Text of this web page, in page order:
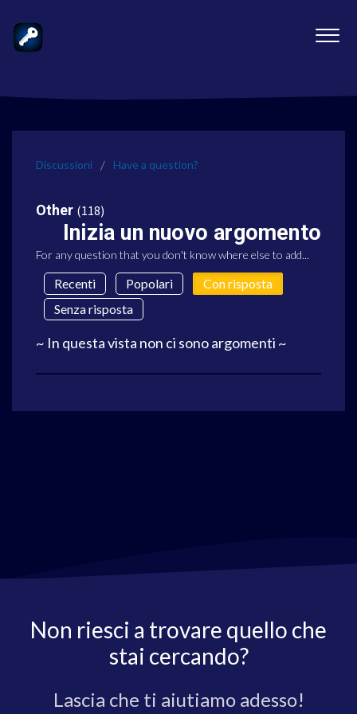
Discussioni Have a question?
Other 118
Inizia un nuovo argomento
For any question that you don't know where else to add...
Recenti Popolari
Con risposta
Senza risposta
~ In questa vista non ci sono argomenti ~
Non riesci a trovare quello che
stai cercando?
Lascia che ti aiutiamo adesso!